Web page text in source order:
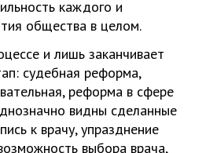
каждого и
общества в целом.
и лишь заканчивает
судебная реформа,
реформа в сфере
видны сделанные
к врачу, упразднение
выбора врача,